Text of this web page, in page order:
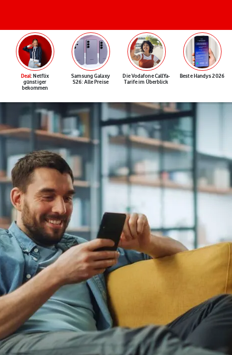
Deal: Netflix
günstiger
bekommen
Samsung Galaxy
S26: Alle Preise
Die Vodafone CallYa-
Tarife im Überblick
Beste Handys 2026